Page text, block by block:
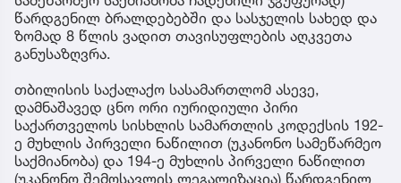
წარდგენილ ბრალდებებში და სასჯელის სახედ და
ზომად 8 წლის ვადით თავისუფლების აღკვეთა
განუსაზღვრა.
თბილისის საქალაქო სასამართლომ ასევე,
დამნაშავედ ცნო ორი იურიდიული პირი
საქართველოს სისხლის სამართლის კოდექსის 192-
ე მუხლის პირველი ნაწილით (უკანონო სამეწარმეო
საქმიანობა) და 194-ე მუხლის პირველი ნაწილით
(უკანონო შემოსავლის ლეგალიზაცია) წარდგენილ